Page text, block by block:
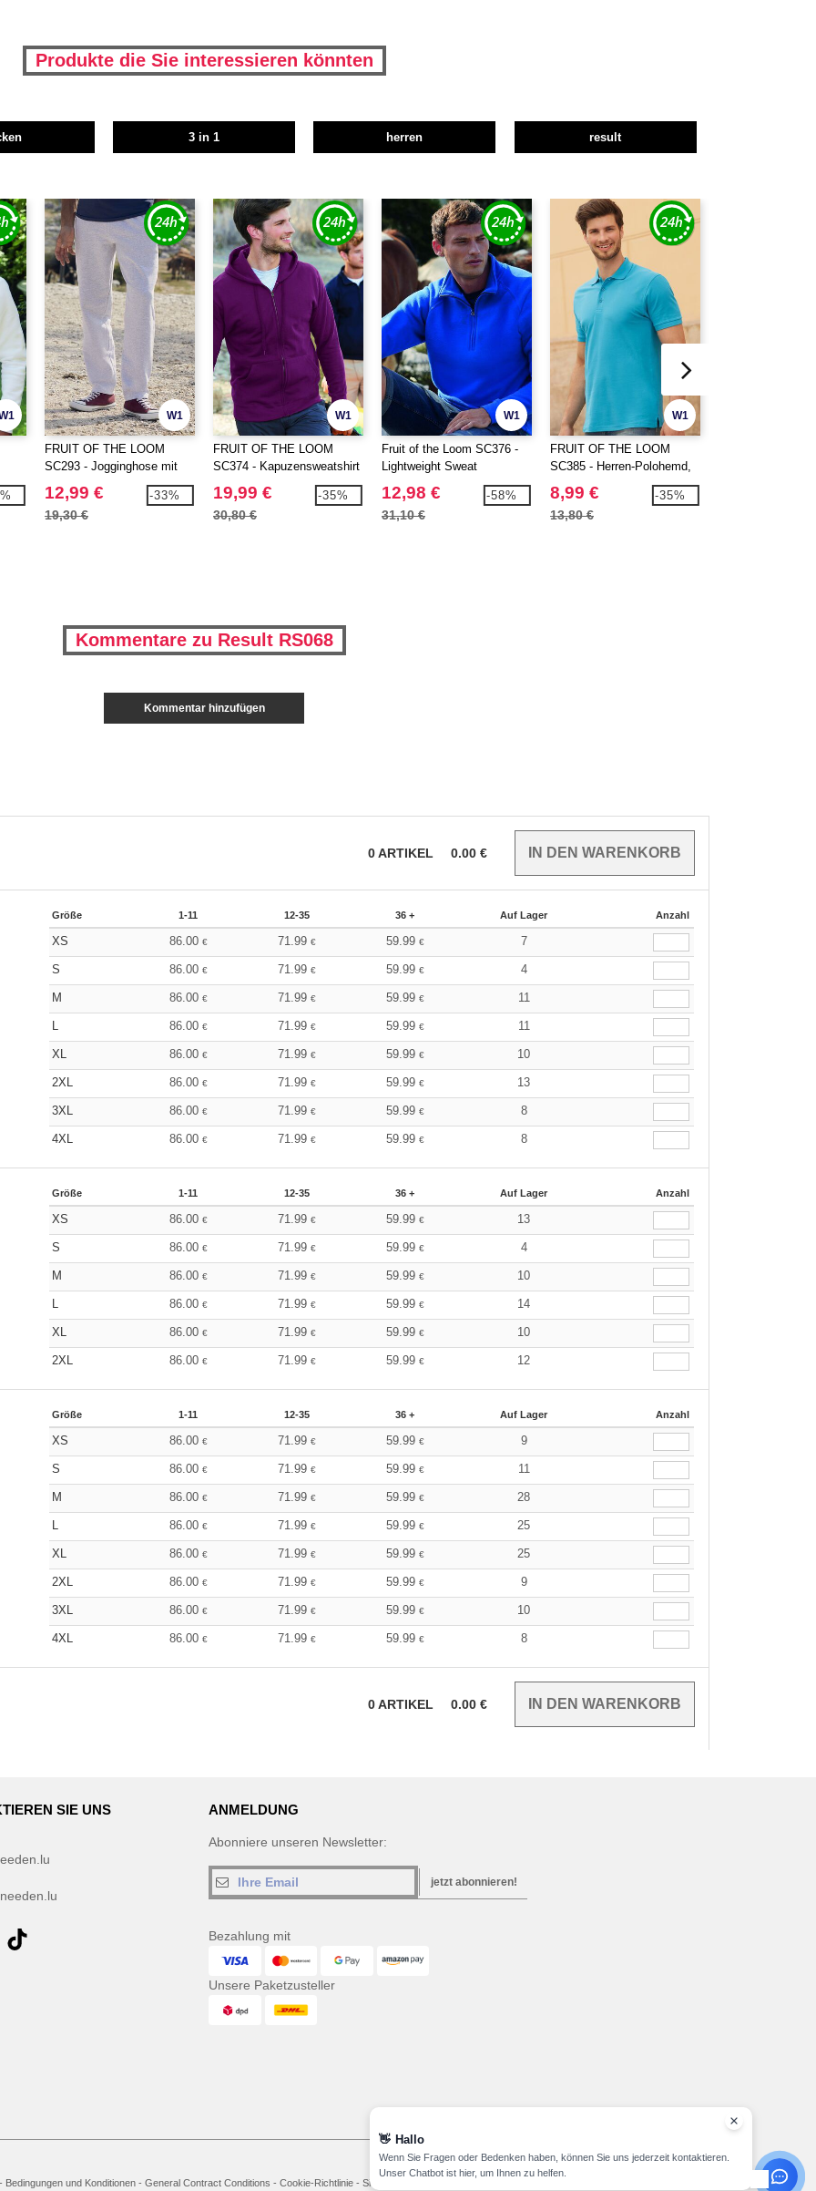
Produkte die Sie interessieren könnten
3 in 1 herren result
W1
FRUIT OF THE LOOM
SC293 - Jogginghose mit
gerader Passform für Herren
12,99 €
19,30 €
-33%
W1
FRUIT OF THE LOOM
SC374 - Kapuzensweatshirt
mit durchgehendem
Reißverschluss 280
19,99 €
30,80 €
-35%
W1
Fruit of the Loom SC376 -
Lightweight Sweat
mit kurzem Reißverschluss
12,98 €
31,10 €
-58%
W1
FRUIT OF THE LOOM
SC385 - Herren-Polohemd,
Baumwolle 180
8,99 €
13,80 €
-35%
Kommentare zu Result RS068
Kommentar hinzufügen
0ARTIKEL 0.00 €
Größe 1-11 12-35 36 + Auf Lager Anzahl
XS 86.00 € 71.99 € 59.99 € 7
S 86.00 € 71.99 € 59.99 € 4
M 86.00 € 71.99 € 59.99 € 11
L 86.00 € 71.99 € 59.99 € 11
XL 86.00 € 71.99 € 59.99 € 10
2XL 86.00 € 71.99 € 59.99 € 13
3XL 86.00 € 71.99 € 59.99 € 8
4XL 86.00 € 71.99 € 59.99 € 8
Größe 1-11 12-35 36 + Auf Lager Anzahl
XS 86.00 € 71.99 € 59.99 € 13
S 86.00 € 71.99 € 59.99 € 4
M 86.00 € 71.99 € 59.99 € 10
L 86.00 € 71.99 € 59.99 € 14
XL 86.00 € 71.99 € 59.99 € 10
2XL 86.00 € 71.99 € 59.99 € 12
Größe 1-11 12-35 36 + Auf Lager Anzahl
XS 86.00 € 71.99 € 59.99 € 9
S 86.00 € 71.99 € 59.99 € 11
M 86.00 € 71.99 € 59.99 € 28
L 86.00 € 71.99 € 59.99 € 25
XL 86.00 € 71.99 € 59.99 € 25
2XL 86.00 € 71.99 € 59.99 € 9
3XL 86.00 € 71.99 € 59.99 € 10
4XL 86.00 € 71.99 € 59.99 € 8
0ARTIKEL 0.00 €
SIE UNS ANMELDUNG
Abonniere unseren Newsletter:
jetzt abonnieren!
Bezahlung mit
Unsere Paketzusteller
Bedingungen und Konditionen - General Contract Conditions - Cookie-Richtlinie - Site Map
👋 Hallo
Wenn Sie Fragen oder Bedenken haben, können Sie uns jederzeit kontaktieren.
Unser Chatbot ist hier, um Ihnen zu helfen.